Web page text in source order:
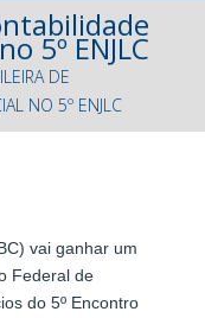
5º ENJLC
DE
NO 5º ENJLC
vai ganhar um
Federal de
do 5º Encontro